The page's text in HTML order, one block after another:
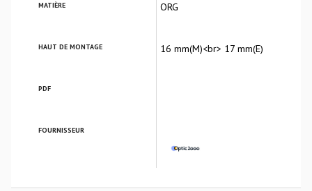
MATIÈRE ORG
HAUT DE MONTAGE 16 mm(M)<br> 17 mm(E)
PDF
FOURNISSEUR